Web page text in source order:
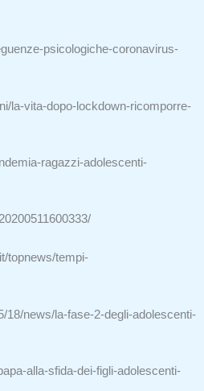
psicologiche-coronavirus-
la-vita-dopo-lockdown-ricomporre-
ragazzi-adolescenti-
topnews/tempi-
18/news/la-fase-2-degli-adolescenti-
alla-sfida-dei-figli-adolescenti-